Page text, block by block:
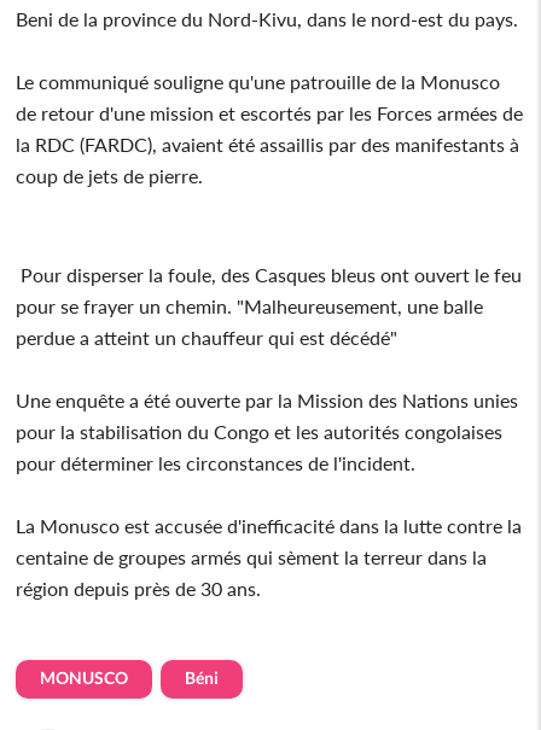
Beni de la province du Nord-Kivu, dans le nord-est du pays.
Le communiqué souligne qu'une patrouille de la Monusco
de retour d'une mission et escortés par les Forces armées de
la RDC (FARDC), avaient été assaillis par des manifestants à
coup de jets de pierre.
Pour disperser la foule, des Casques bleus ont ouvert le feu
pour se frayer un chemin. "Malheureusement, une balle
perdue a atteint un chauffeur qui est décédé"
Une enquête a été ouverte par la Mission des Nations unies
pour la stabilisation du Congo et les autorités congolaises
pour déterminer les circonstances de l'incident.
La Monusco est accusée d'inefficacité dans la lutte contre la
centaine de groupes armés qui sèment la terreur dans la
région depuis près de 30 ans.
MONUSCO Béni